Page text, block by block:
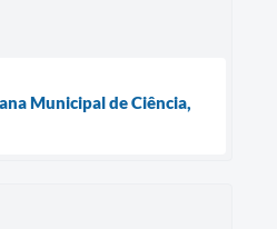
Municipal de Ciência,